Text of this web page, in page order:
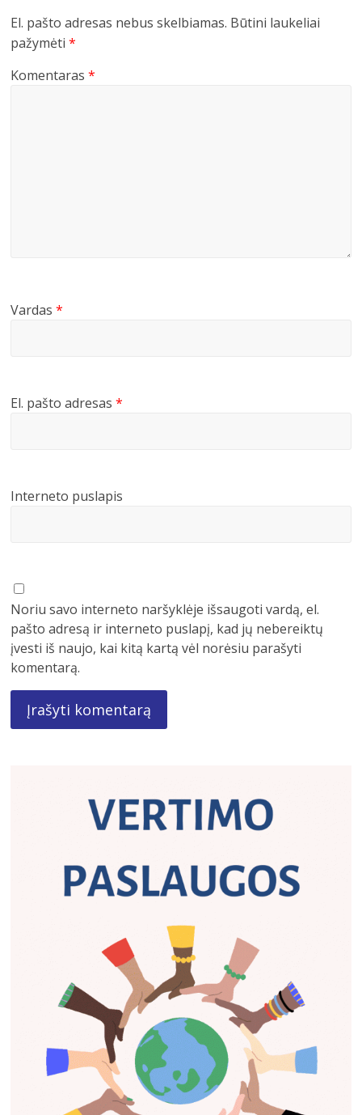
El. pašto adresas nebus skelbiamas. Būtini laukeliai
pažymėti*
Komentaras*
Vardas*
El. pašto adresas*
Interneto puslapis
Noriu savo interneto naršyklėje išsaugoti vardą, el.
pašto adresą ir interneto puslapį, kad jų nebereiktų
įvesti iš naujo, kai kitą kartą vėl norėsiu parašyti
komentarą.